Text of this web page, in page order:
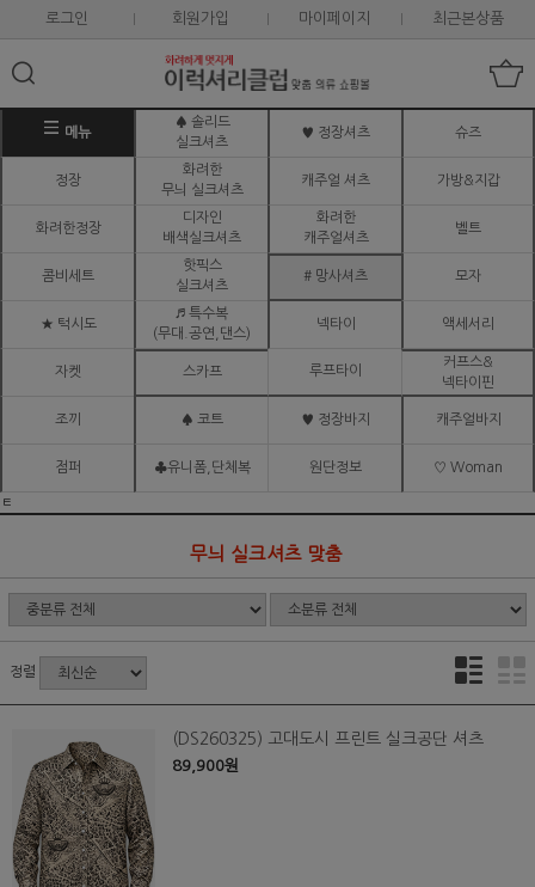
로그인 회원가입 마이페이지 최근본상품
메뉴
♠ 솔리드
실크셔츠
♥ 정장셔츠 슈즈
정장
화려한
무늬 실크셔츠
캐주얼 셔츠 가방&지갑
화려한정장
디자인
배색실크셔츠
화려한
캐주얼셔츠
벨트
콤비세트
핫픽스
실크셔츠
# 망사셔츠 모자
★ 턱시도
♬ 특수복
(무대.공연,댄스)
넥타이 액세서리
자켓 스카프 루프타이
커프스&
넥타이핀
조끼 ♠ 코트 ♥ 정장바지 캐주얼바지
점퍼 ♣유니폼,단체복 원단정보 ♡ Woman
ㅌ
무늬 실크셔츠 맞춤
정렬
(DS260325) 고대도시 프린트 실크공단 셔츠
89,900원